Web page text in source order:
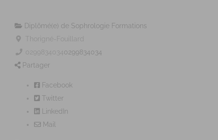
Diplômé(e) de Sophrologie Formations
Thorigné-Fouillard
02998340340299834034
Partager
Facebook
Twitter
LinkedIn
Mail